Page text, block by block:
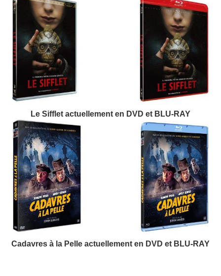
Le Sifflet actuellement en DVD et BLU-RAY
Cadavres à la Pelle actuellement en DVD et BLU-RAY